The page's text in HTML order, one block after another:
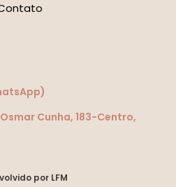
Cunha, 183-Centro,
por LFM